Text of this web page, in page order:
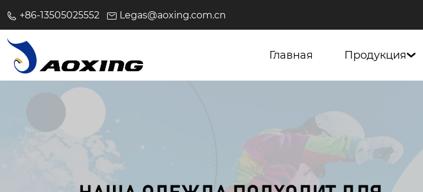
+86-13505025552 Legas@aoxing.com.cn
Главная Продукция